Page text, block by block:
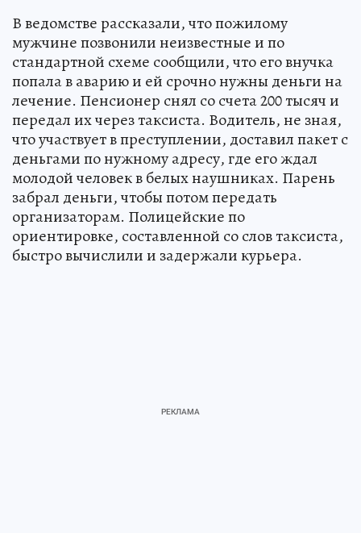
В ведомстве рассказали, что пожилому
мужчине позвонили неизвестные и по
стандартной схеме сообщили, что его внучка
попала в аварию и ей срочно нужны деньги на
лечение. Пенсионер снял со счета 200 тысяч и
передал их через таксиста. Водитель, не зная,
что участвует в преступлении, доставил пакет с
деньгами по нужному адресу, где его ждал
молодой человек в белых наушниках. Парень
забрал деньги, чтобы потом передать
организаторам. Полицейские по
ориентировке, составленной со слов таксиста,
быстро вычислили и задержали курьера.